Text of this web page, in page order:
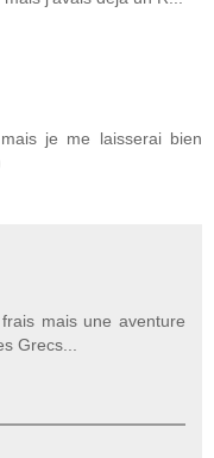
je me laisserai bien
mais une aventure
Grecs...